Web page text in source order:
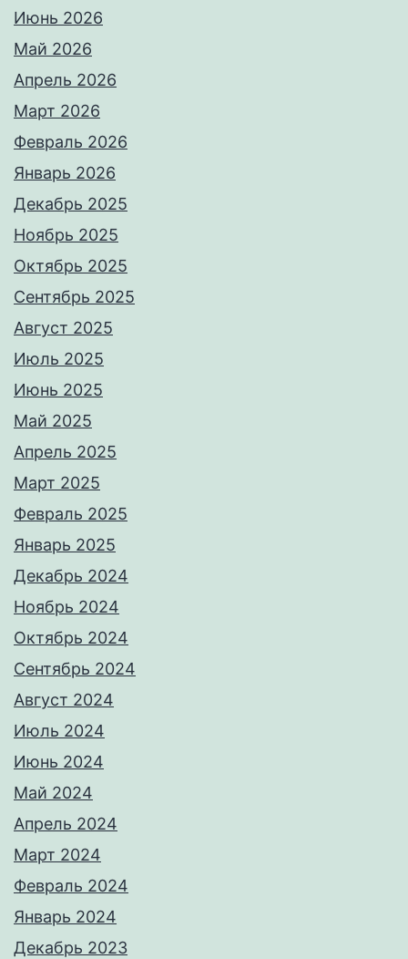
Июнь 2026
Май 2026
Апрель 2026
Март 2026
Февраль 2026
Январь 2026
Декабрь 2025
Ноябрь 2025
Октябрь 2025
Сентябрь 2025
Август 2025
Июль 2025
Июнь 2025
Май 2025
Апрель 2025
Март 2025
Февраль 2025
Январь 2025
Декабрь 2024
Ноябрь 2024
Октябрь 2024
Сентябрь 2024
Август 2024
Июль 2024
Июнь 2024
Май 2024
Апрель 2024
Март 2024
Февраль 2024
Январь 2024
Декабрь 2023